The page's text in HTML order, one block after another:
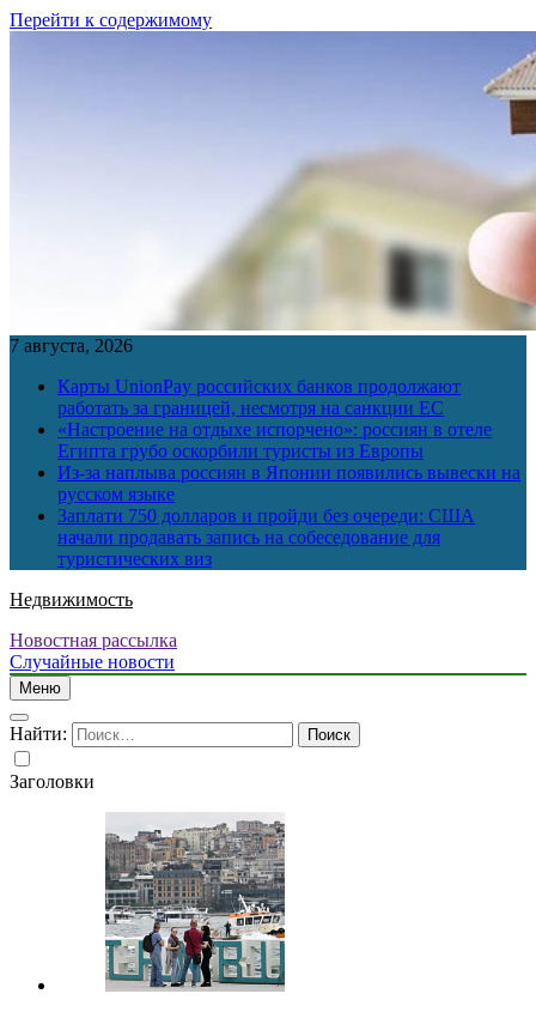
Перейти к содержимому
7 августа, 2026
Карты UnionPay российских банков продолжают
работать за границей, несмотря на санкции ЕС
«Настроение на отдыхе испорчено»: россиян в отеле
Египта грубо оскорбили туристы из Европы
Из-за наплыва россиян в Японии появились вывески на
русском языке
Заплати 750 долларов и пройди без очереди: США
начали продавать запись на собеседование для
туристических виз
Недвижимость
Новостная рассылка
Случайные новости
Меню
Найти:
Заголовки